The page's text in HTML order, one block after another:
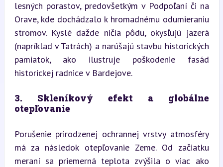
lesných porastov, predovšetkým v Podpoľaní či na
Orave, kde dochádzalo k hromadnému odumieraniu
stromov. Kyslé dažde ničia pôdu, okysľujú jazerá
(napríklad v Tatrách) a narúšajú stavbu historických
pamiatok, ako ilustruje poškodenie fasád
historickej radnice v Bardejove.
3. Skleníkový efekt a globálne
otepľovanie
Porušenie prirodzenej ochrannej vrstvy atmosféry
má za následok otepľovanie Zeme. Od začiatku
meraní sa priemerná teplota zvýšila o viac ako